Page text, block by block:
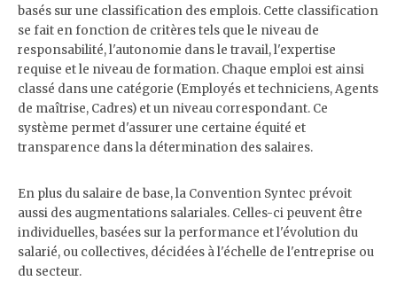
basés sur une classification des emplois. Cette classification
se fait en fonction de critères tels que le niveau de
responsabilité, l'autonomie dans le travail, l'expertise
requise et le niveau de formation. Chaque emploi est ainsi
classé dans une catégorie (Employés et techniciens, Agents
de maîtrise, Cadres) et un niveau correspondant. Ce
système permet d'assurer une certaine équité et
transparence dans la détermination des salaires.
En plus du salaire de base, la Convention Syntec prévoit
aussi des augmentations salariales. Celles-ci peuvent être
individuelles, basées sur la performance et l'évolution du
salarié, ou collectives, décidées à l'échelle de l'entreprise ou
du secteur.